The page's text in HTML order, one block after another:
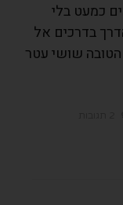
כמעט בלי
בדרכים אל
שושי עטר